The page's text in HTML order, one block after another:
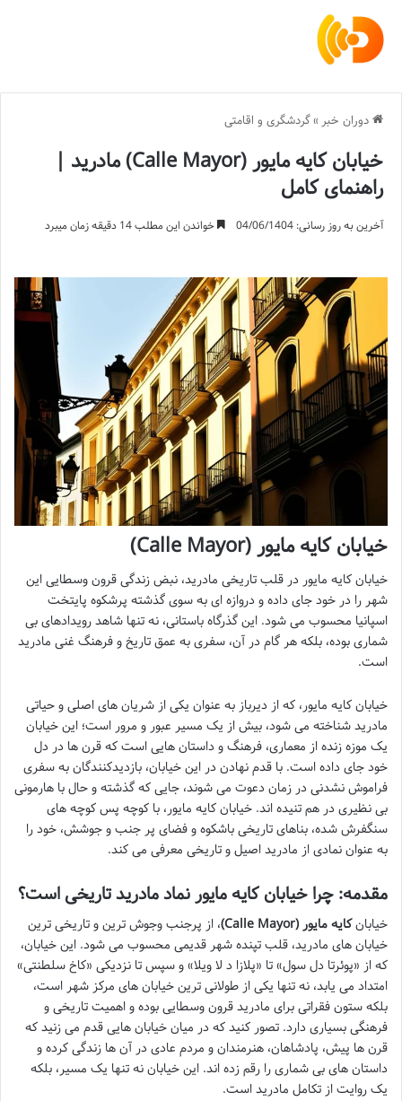
دوران خبر »گردشگری و اقامتی
خیابان کایه مایور (Calle Mayor) مادرید |
راهنمای کامل
آخرین به روز رسانی: 04/06/1404 خواندن این مطلب 14 دقیقه زمان میبرد
خیابان کایه مایور (Calle Mayor)
خیابان کایه مایور در قلب تاریخی مادرید، نبض زندگی قرون وسطایی این
شهر را در خود جای داده و دروازه ای به سوی گذشته پرشکوه پایتخت
اسپانیا محسوب می شود. این گذرگاه باستانی، نه تنها شاهد رویدادهای بی
شماری بوده، بلکه هر گام در آن، سفری به عمق تاریخ و فرهنگ غنی مادرید
است.
خیابان کایه مایور، که از دیرباز به عنوان یکی از شریان های اصلی و حیاتی
مادرید شناخته می شود، بیش از یک مسیر عبور و مرور است؛ این خیابان
یک موزه زنده از معماری، فرهنگ و داستان هایی است که قرن ها در دل
خود جای داده است. با قدم نهادن در این خیابان، بازدیدکنندگان به سفری
فراموش نشدنی در زمان دعوت می شوند، جایی که گذشته و حال با هارمونی
بی نظیری در هم تنیده اند. خیابان کایه مایور، با کوچه پس کوچه های
سنگفرش شده، بناهای تاریخی باشکوه و فضای پر جنب و جوشش، خود را
به عنوان نمادی از مادرید اصیل و تاریخی معرفی می کند.
مقدمه: چرا خیابان کایه مایور نماد مادرید تاریخی است؟
خیابانکایه مایور (Calle Mayor)
، از پرجنب وجوش ترین و تاریخی ترین
خیابان های مادرید، قلب تپنده شهر قدیمی محسوب می شود. این خیابان،
که از «پوئرتا دل سول» تا «پلازا د لا ویلا» و سپس تا نزدیکی «کاخ سلطنتی»
امتداد می یابد، نه تنها یکی از طولانی ترین خیابان های مرکز شهر است،
بلکه ستون فقراتی برای مادرید قرون وسطایی بوده و اهمیت تاریخی و
فرهنگی بسیاری دارد. تصور کنید که در میان خیابان هایی قدم می زنید که
قرن ها پیش، پادشاهان، هنرمندان و مردم عادی در آن ها زندگی کرده و
داستان های بی شماری را رقم زده اند. این خیابان نه تنها یک مسیر، بلکه
یک روایت از تکامل مادرید است.